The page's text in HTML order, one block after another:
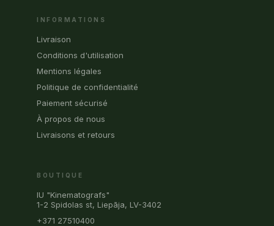
INFORMATIONS
Livraison
Conditions d'utilisation
Mentions légales
Politique de confidentialité
Paiement sécurisé
À propos de nous
Livraisons et retours
BOUTIQUE
IU "Kinematografs"
1-2 Spidolas st, Liepāja, LV-3402
+371 27510400